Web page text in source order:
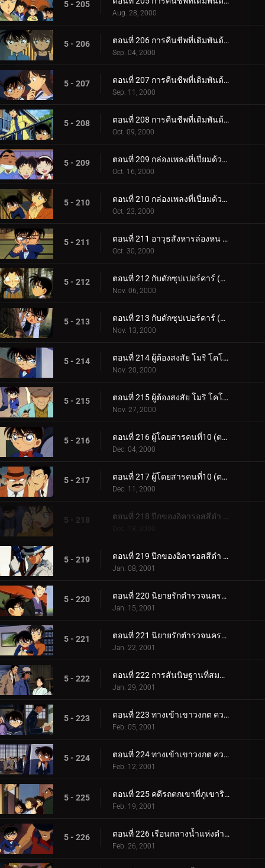
5 - 205
Aug. 28, 2000
5 - 206 ตอนที่ 206 การคืนชีพที่เดิมพันด้วยชีวิต (อัศวินชุดดำ)
Sep. 04, 2000
5 - 207 ตอนที่ 207 การคืนชีพที่เดิมพันด้วยชีวิต (ชินอิจิที่กลับมา)
Sep. 11, 2000
5 - 208 ตอนที่ 208 การคืนชีพที่เดิมพันด้วยชีวิต (สถานที่แห่งคำมั่นสัญญา)
Oct. 09, 2000
5 - 209 ตอนที่ 209 กล่องเพลงที่เปี่ยมด้วยความหมาย (ตอนแรก)
Oct. 16, 2000
5 - 210 ตอนที่ 210 กล่องเพลงที่เปี่ยมด้วยความหมาย (ตอนจบ)
Oct. 23, 2000
5 - 211 ตอนที่ 211 อาวุธสังหารล่องหน การสันนิษฐานครั้งแรกของรัน
Oct. 30, 2000
5 - 212 ตอนที่ 212 กับดักซุปเปอร์คาร์ (ตอนแรก)
Nov. 06, 2000
5 - 213 ตอนที่ 213 กับดักซุปเปอร์คาร์ (ตอนจบ)
Nov. 13, 2000
5 - 214 ตอนที่ 214 ผู้ต้องสงสัย โมริ โคโกโร่ (ตอนแรก)
Nov. 20, 2000
5 - 215 ตอนที่ 215 ผู้ต้องสงสัย โมริ โคโกโร่ (ตอนจบ)
Nov. 27, 2000
5 - 216 ตอนที่ 216 ผู้โดยสารคนที่10 (ตอนแรก)
Dec. 04, 2000
5 - 217 ตอนที่ 217 ผู้โดยสารคนที่10 (ตอนจบ)
Dec. 11, 2000
5 - 218 ตอนที่ 218 ปีกของอิคารอสสีดำ (ตอนแรก)
Dec. 18, 2000
5 - 219 ตอนที่ 219 ปีกของอิคารอสสีดำ (ตอนจบ)
Jan. 08, 2001
5 - 220 ตอนที่ 220 นิยายรักตำรวจนครบาล ภาค3 (ตอนแรก)
Jan. 15, 2001
5 - 221 ตอนที่ 221 นิยายรักตำรวจนครบาล ภาค3 (ตอนจบ)
Jan. 22, 2001
5 - 222 ตอนที่ 222 การสันนิษฐานที่สมบูรณ์แบบเกินไป
Jan. 29, 2001
5 - 223 ตอนที่ 223 ทางเข้าเขาวงกต ความพิโรธของเทวรูปขนาดยักษ์ (ตอนพิเศษ ตอนแรก) ยอดนักสืบจิ๋วโคนัน เดอะซ.
Feb. 05, 2001
5 - 224 ตอนที่ 224 ทางเข้าเขาวงกต ความพิโรธของเทวรูปขนาดยักษ์ (ตอนพิเศษ ตอนจบ) ยอดนักสืบจิ๋วโคนัน เดอะซี.
Feb. 12, 2001
5 - 225 ตอนที่ 225 คดีรถตกเขาที่ภูเขาริวจิน
Feb. 19, 2001
5 - 226 ตอนที่ 226 เรือนกลางน้ำแห่งตำนานสระเบญจรงค์ (ตอนแรก)
Feb. 26, 2001